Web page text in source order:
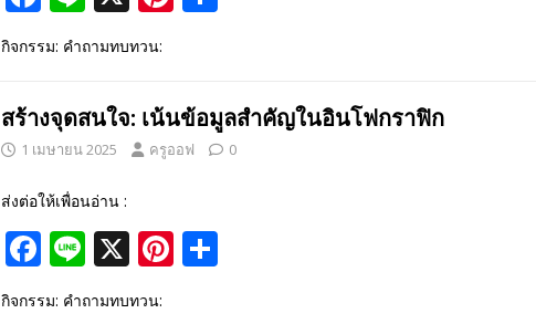
ac
e
b
o
o
k
e
e
st
e
กิจกรรม: คำถามทบทวน:
สร้างจุดสนใจ: เน้นข้อมูลสำคัญในอินโฟกราฟิก
1 เมษายน 2025 ครูออฟ 0
ส่งต่อให้เพื่อนอ่าน :
F
ac
Li X Pi
กิจกรรม: คำถามทบทวน: